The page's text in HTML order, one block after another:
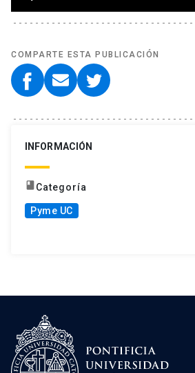
COMPARTE ESTA PUBLICACIÓN
INFORMACIÓN
book Categoría
Pyme UC